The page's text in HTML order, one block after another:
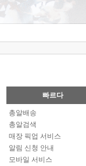
빠르다
총알배송
총알검색
매장 픽업 서비스
알림 신청 안내
모바일 서비스